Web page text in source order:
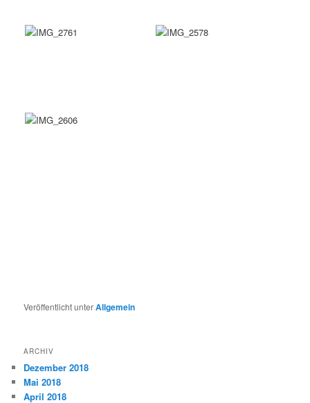
Veröffentlicht unterAllgemein
ARCHIV
Dezember 2018
Mai 2018
April 2018